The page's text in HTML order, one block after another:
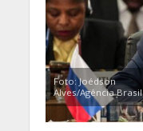
Foto: Joédson
Alves/Agência Brasil